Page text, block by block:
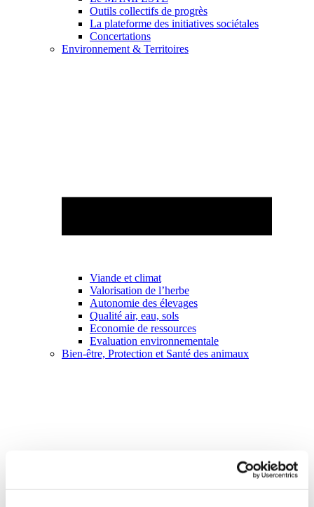
Outils collectifs de progrès
La plateforme des initiatives sociétales
Concertations
Environnement & Territoires
Viande et climat
Valorisation de l’herbe
Autonomie des élevages
Qualité air, eau, sols
Economie de ressources
Evaluation environnementale
Bien-être, Protection et Santé des animaux